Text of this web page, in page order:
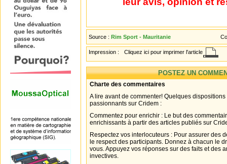
Source : Rim Sport - Mauritanie
Impression : Cliquez ici pour imprimer l'article
POSTEZ UN
Charte des commentaires
A lire avant de commenter! Quelques
passionnants sur Cridem :
Commentez pour enrichir : Le but des
enrichissants à partir des articles publiés sur
Respectez vos interlocuteurs : Pour assurer des
le respect des participants. Donnez à chacun le
vous. Appuyez vos réponses sur des faits et des
invectives.